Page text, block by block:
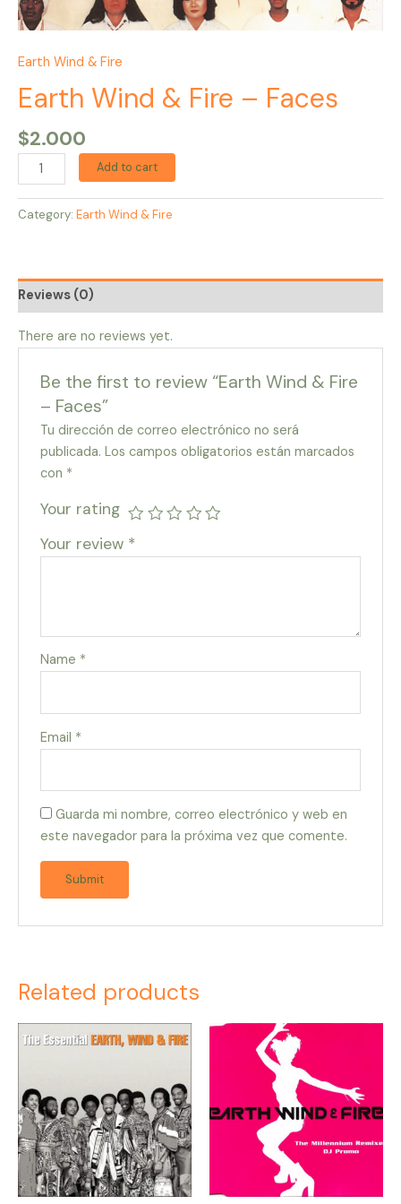
Earth Wind & Fire
Earth Wind & Fire – Faces
$2.000
Add to cart
Category: Earth Wind & Fire
Reviews (0)
There are no reviews yet.
Be the first to review “Earth Wind & Fire
– Faces”
Tu dirección de correo electrónico no será
publicada. Los campos obligatorios están marcados
con *
Your rating
Your review *
Name *
Email *
Guarda mi nombre, correo electrónico y web en
este navegador para la próxima vez que comente.
Related products